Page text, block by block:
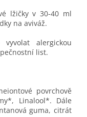
lžičky v 30-40 ml
na aviváž.
alergickou
list.
povrchově
Linalool*. Dále
guma, citrát